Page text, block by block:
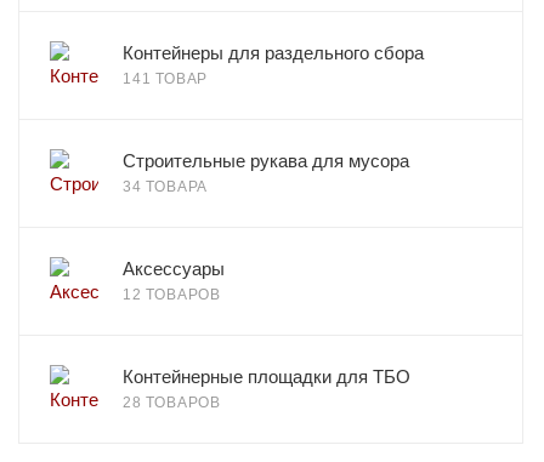
Контейнеры для раздельного сбора
141 ТОВАР
Строительные рукава для мусора
34 ТОВАРА
Аксессуары
12 ТОВАРОВ
Контейнерные площадки для ТБО
28 ТОВАРОВ